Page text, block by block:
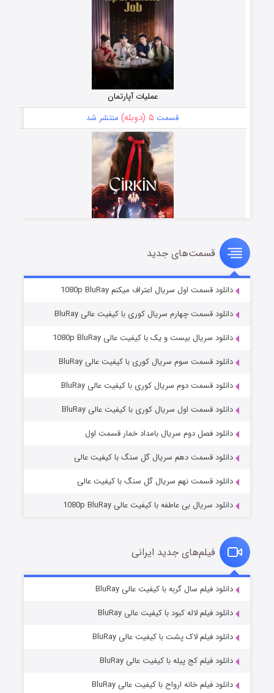
عملیات آپارتمان
قسمت ۵ (دوبله) منتشر شد
سریال زشت
قسمت۲ (زیرنویس) منتشر شد
مردگان متحرک: شهر مرده ۳
قسمت۲ (زیرنویس) منتشر شد
قسمت۷ (زیرنویس) منتشر شد
قسمت‌های جدید
دانلود قسمت اول سریال اعتراف میکنم 1080p BluRay
دانلود قسمت چهارم سریال کوری با کیفیت عالی BluRay
دانلود سریال بیست و یک با کیفیت عالی 1080p BluRay
دانلود قسمت سوم سریال کوری با کیفیت عالی BluRay
دانلود قسمت دوم سریال کوری با کیفیت عالی BluRay
دانلود قسمت اول سریال کوری با کیفیت عالی BluRay
دانلود فصل دوم سریال بامداد خمار قسمت اول
دانلود قسمت دهم سریال گل سنگ با کیفیت عالی
دانلود قسمت نهم سریال گل سنگ با کیفیت عالی
دانلود سریال بی عاطفه با کیفیت عالی 1080p BluRay
فیلم‌های جدید ایرانی
دانلود فیلم سال گربه با کیفیت عالی BluRay
دانلود فیلم لاله کبود با کیفیت عالی BluRay
دانلود فیلم لاک پشت با کیفیت عالی BluRay
دانلود فیلم کج‌ پیله با کیفیت عالی BluRay
دانلود فیلم خانه ارواح با کیفیت عالی BluRay